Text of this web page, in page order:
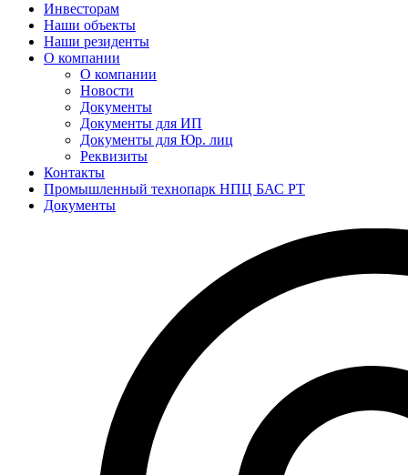
Инвесторам
Наши объекты
Наши резиденты
О компании
О компании
Новости
Документы
Документы для ИП
Документы для Юр. лиц
Реквизиты
Контакты
Промышленный технопарк НПЦ БАС РТ
Документы